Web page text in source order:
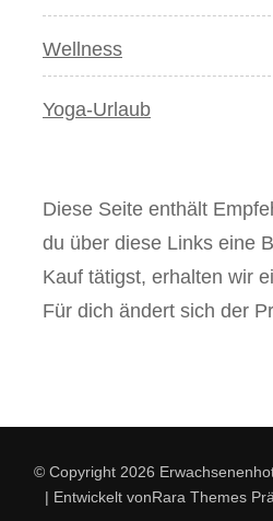
Wellness
Yoga-Urlaub
Diese Seite enthält
du über diese Links eine
Kauf tätigst, erhalten wir
Für dich ändert sich der
© Copyright 2026
| Entwickelt vonRara Themes